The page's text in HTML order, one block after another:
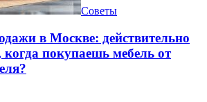
Советы
в Москве: действительно
когда покупаешь мебель от